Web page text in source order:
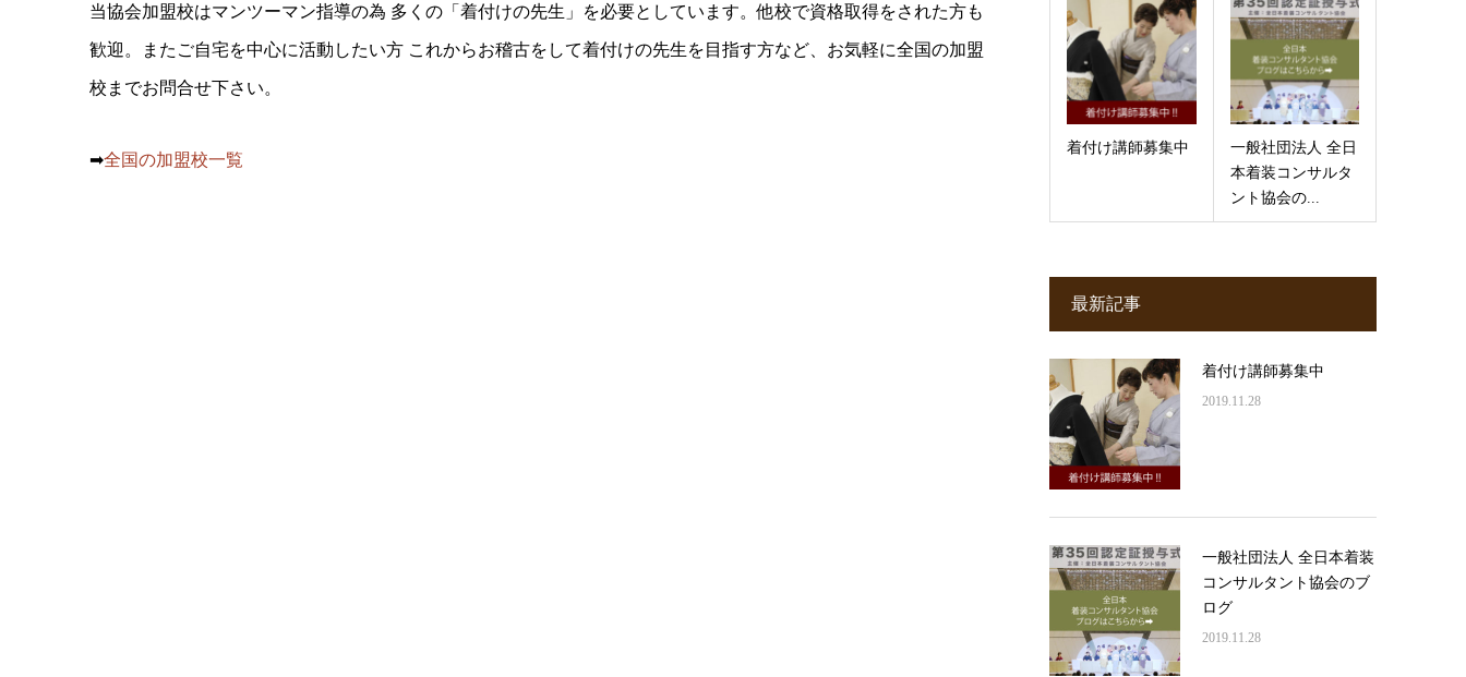
当協会加盟校はマンツーマン指導の為 多くの「着付けの先生」を必要としています。他校で資格取得をされた方も
歓迎。またご自宅を中心に活動したい方 これからお稽古をして着付けの先生を目指す方など、お気軽に全国の加盟
校までお問合せ下さい。
➡全国の加盟校一覧
着付け講師募集中
一般社団法人 全日
本着装コンサルタ
ント協会の...
最新記事
着付け講師募集中
2019.11.28
一般社団法人 全日本着装
コンサルタント協会のブ
ログ
2019.11.28